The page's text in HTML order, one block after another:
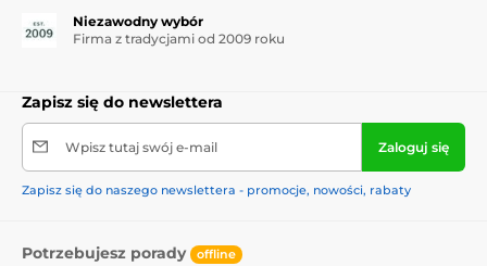
Niezawodny wybór
Firma z tradycjami od 2009 roku
Zapisz się do newslettera
Wpisz tutaj swój e-mail Zaloguj się
Zapisz się do naszego newslettera - promocje, nowości, rabaty
Potrzebujesz porady offline